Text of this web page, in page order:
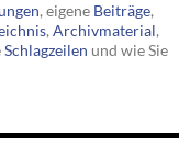
, eigene Beiträge,
, Archivmaterial,
Schlagzeilen und wie Sie